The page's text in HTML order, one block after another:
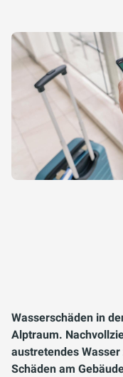
Wasserschäden in
Alptraum.
austretendes
Schäden am